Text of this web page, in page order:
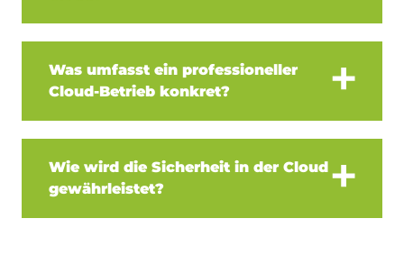
Was umfasst ein professioneller
Cloud-Betrieb konkret?
Wie wird die Sicherheit in der Cloud
gewährleistet?